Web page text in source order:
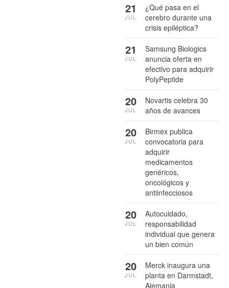
¿Qué pasa en el
cerebro durante una
crisis epiléptica?
21
JUL
Samsung Biologics
anuncia oferta en
efectivo para adquirir
PolyPeptide
21
JUL
Novartis celebra 30
años de avances
20
JUL
Birmex publica
convocatoria para
adquirir
medicamentos
genéricos,
oncológicos y
antiinfecciosos
20
JUL
Autocuidado,
responsabilidad
individual que genera
un bien común
20
JUL
Merck inaugura una
planta en Darmstadt,
Alemania
20
JUL